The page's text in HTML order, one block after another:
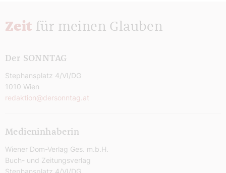
Zeit für meinen Glauben
Der SONNTAG
Stephansplatz 4/VI/DG
1010 Wien
redaktion@dersonntag.at
Medieninhaberin
Wiener Dom-Verlag Ges. m.b.H.
Buch- und Zeitungsverlag
Stephansplatz 4/VI/DG